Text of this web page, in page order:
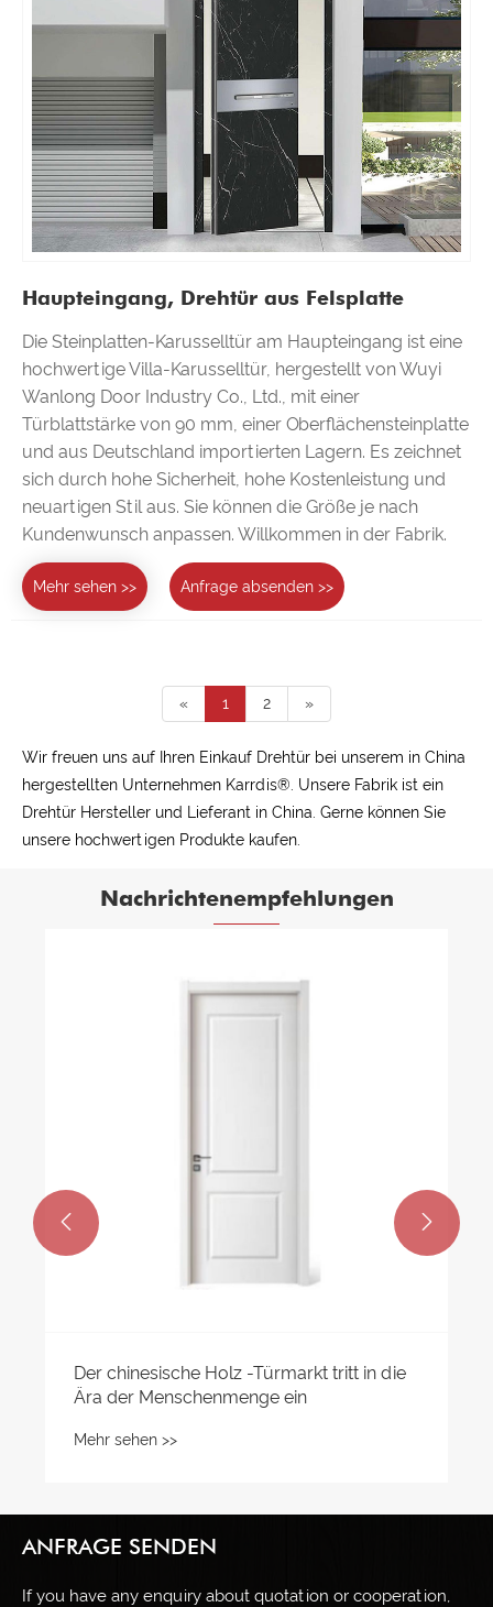
Haupteingang, Drehtür aus Felsplatte
Die Steinplatten-Karusselltür am Haupteingang ist eine
hochwertige Villa-Karusselltür, hergestellt von Wuyi
Wanlong Door Industry Co., Ltd., mit einer
Türblattstärke von 90 mm, einer Oberflächensteinplatte
und aus Deutschland importierten Lagern. Es zeichnet
sich durch hohe Sicherheit, hohe Kostenleistung und
neuartigen Stil aus. Sie können die Größe je nach
Kundenwunsch anpassen. Willkommen in der Fabrik.
Mehr sehen >> Anfrage absenden >>
« 1 2 »
Wir freuen uns auf Ihren Einkauf Drehtür bei unserem in China
hergestellten Unternehmen Karrdis®. Unsere Fabrik ist ein
Drehtür Hersteller und Lieferant in China. Gerne können Sie
unsere hochwertigen Produkte kaufen.
Nachrichtenempfehlungen
Der chinesische Holz -Türmarkt tritt in die
Ära der Menschenmenge ein
Mehr sehen >>
 
ANFRAGE SENDEN
If you have any enquiry about quotation or cooperation,